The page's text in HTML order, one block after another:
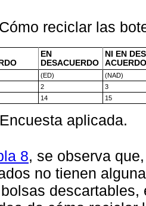
Cómo reciclar las
EN
DESACUERDO
NI EN
ACUERDO
(ED)
(NAD)
2
3
14 15
aplicada.
8, se observa
no tienen